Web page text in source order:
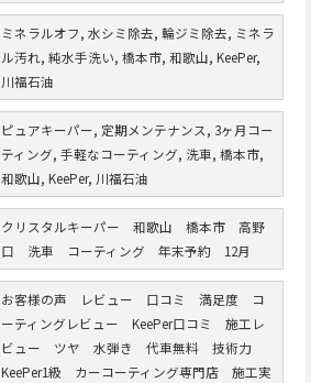
ミネラルオフ, 水シミ除去, 輪ジミ除去, ミネラ
ル汚れ, 純水手洗い, 橋本市, 和歌山, KeePer,
川福石油
ピュアキーパー, 定期メンテナンス, 3ヶ月コー
ティング, 手軽なコーティング, 洗車, 橋本市,
和歌山, KeePer, 川福石油
クリスタルキーパー 和歌山 橋本市 高野
口 洗車 コーティング 年末予約 12月
お客様の声 レビュー 口コミ 満足度 コ
ーティングレビュー KeePer口コミ 施工レ
ビュー ツヤ 水弾き 代車無料 技術力
KeePer1級 カーコーティング専門店 施工実